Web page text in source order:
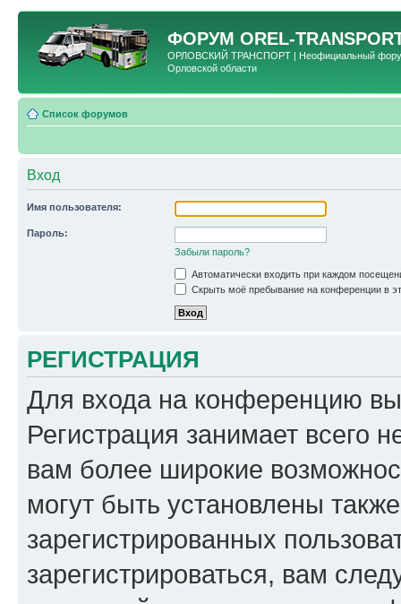
ФОРУМ OREL-
ОРЛОВСКИЙ ТРАНСПОРТ | Неофициальный форум
Орловской области
Список форумов
Вход
Имя пользователя:
Пароль:
Забыли пароль?
Автоматически входить при каждом
Скрыть моё пребывание на конференции в
РЕГИСТРАЦИЯ
Для входа на конференцию
Регистрация занимает всего
вам более широкие
могут быть установлены
зарегистрированных
зарегистрироваться, вам